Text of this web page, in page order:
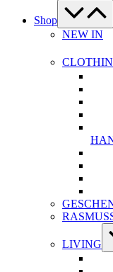
Shop
Menü-
Schalter
NEW IN
LIVING